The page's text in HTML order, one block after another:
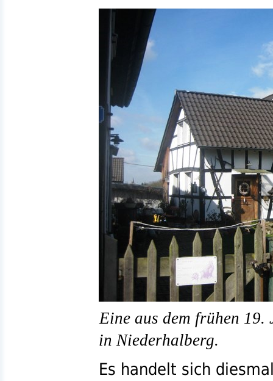
Eine aus dem frühen 19.
in Niederhalberg.
Es handelt sich